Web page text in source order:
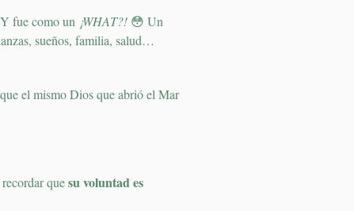
Y fue como un ¡WHAT?! 😳 Un
sueños, familia, salud…
el mismo Dios que abrió el Mar
quesu voluntad es